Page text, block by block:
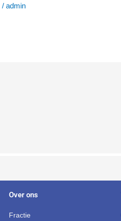
/ admin
Over ons
Fractie